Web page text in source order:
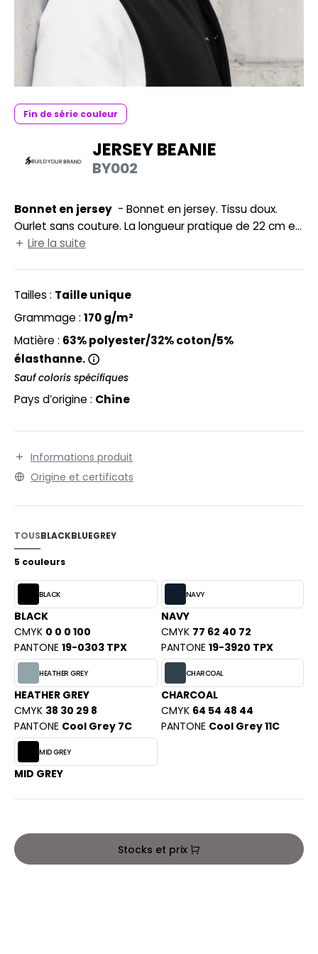
VISIBILITE
MODULABLES
DE MAISON
IN EUROPE
LABEL / TEAR AWAY
VETEMENTS
SHIRT
SHIRT
PROFESSIONNELLE
- BLOUSON
YOUR BRAND
SI ON L'APPELAIT FRANCIS
BY PROMODORO
HALES
ROW
OF THE LOOM
OF THE LOOM VINTAGE
- BLANKS
COOL
HOODS
T'S
Fin de série couleur
JERSEY BEANIE
BY002
Bonnet en jersey
Ourlet sans couture. La longueur pratique de 22 cm et
adapté à la sérigraphie, au transfert et à la broderie.
Lire la suite
Tailles : Taille unique
Grammage : 170 g/m²
Matière : 63% polyester/32% coton/5%
élasthanne.
Sauf coloris spécifiques
Pays d’origine : Chine
Informations produit
Origine et certificats
TOUSBLACKBLUEGREY
5 couleurs
BLACK
BLACK
CMYK 0 0 0 100
PANTONE 19-0303 TPX
NAVY
NAVY
CMYK 77 62 40 72
PANTONE 19-3920 TPX
HEATHER GREY
HEATHER GREY
CMYK 38 30 29 8
PANTONE Cool Grey 7C
CHARCOAL
CHARCOAL
CMYK 64 54 48 44
PANTONE Cool Grey 11C
MID GREY
MID GREY
Stocks et prix